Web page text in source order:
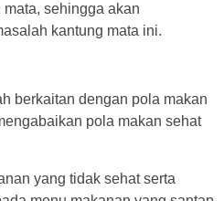
sehingga akan
kantung mata ini.
berkaitan dengan pola makan
pola makan sehat
yang tidak sehat serta